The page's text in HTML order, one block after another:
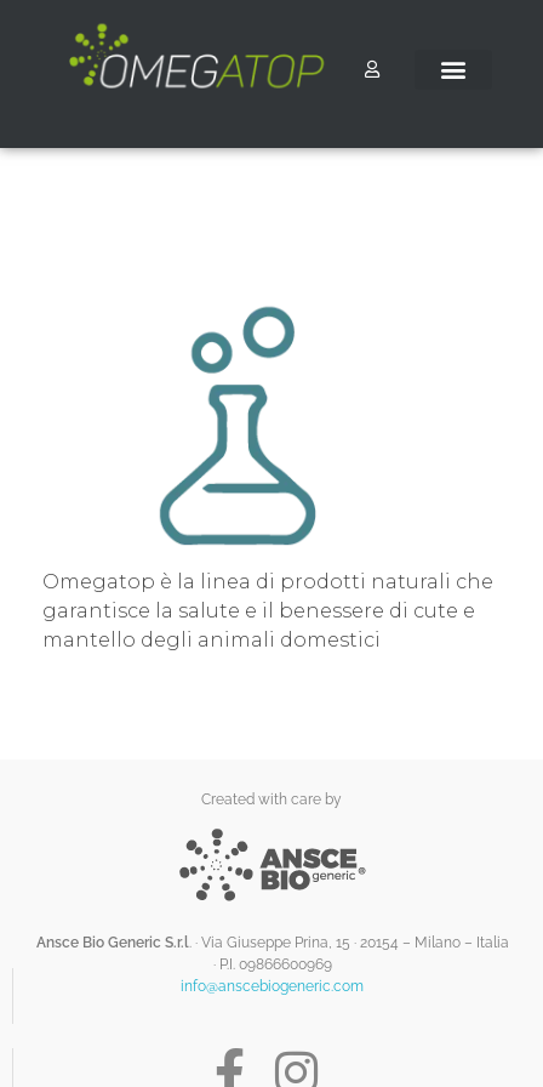
Omegatop è la linea di prodotti naturali che
garantisce la salute e il benessere di cute e
mantello degli animali domestici
Created with care by
Ansce Bio Generic S.r.l. · Via Giuseppe Prina, 15 · 20154 – Milano – Italia
· P.I. 09866600969
info@anscebiogeneric.com